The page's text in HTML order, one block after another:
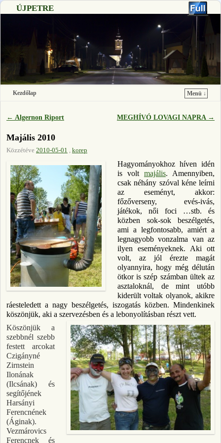
ÚJPETRE
Kezdőlap
Menü ↓
Bejegyzés navigáció
← Algernon Riport MEGHÍVÓ LOVAGI NAPRA →
Majális 2010
Közzétéve 2010-05-01 , korep
Hagyományokhoz híven idén
is volt majális. Amennyiben,
csak néhány szóval kéne leírni
az eseményt, akkor:
főzőverseny, evés-ivás,
játékok, női foci …stb. és
közben sok-sok beszélgetés,
ami a legfontosabb, amiért a
legnagyobb vonzalma van az
ilyen eseményeknek. Aki ott
volt, az jól érezte magát
olyannyira, hogy még délután
ötkor is szép számban ültek az
asztaloknál, de mint utóbb
kiderült voltak olyanok, akikre
ráesteledett a nagy beszélgetés, iszogatás közben. Mindenkinek
köszönjük, aki a szervezésben és a lebonyolításban részt vett.
Köszönjük a
szebbnél szebb
festett arcokat
Czigányné
Zirnstein
Ilonának
(Ilcsának) és
segítőjének
Harsányi
Ferencnének
(Áginak).
Vezmárovics
Ferencnek és